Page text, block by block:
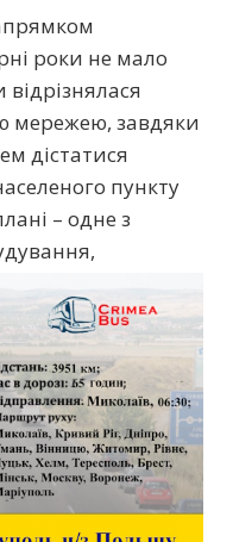
роки не мало
мережею, завдяки
дістатися
пункту
– одне з